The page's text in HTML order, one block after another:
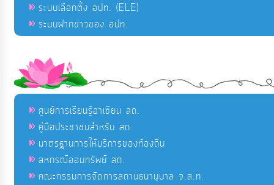
ระบบเลือกตั้ง อปท. (ELE)
ระบบฝากข่าวของ อปท.
ศูนย์การเรียนรู้อาเซียน สถ.
คู่มือประชาชนสำหรับ สถ.
มาตรฐานการให้บริการของท้องถิ่น
สหกรณ์ออมทรัพย์ สถ.
คณะกรรมการจัดการสถานธนานุบาล จ.ส.ท.